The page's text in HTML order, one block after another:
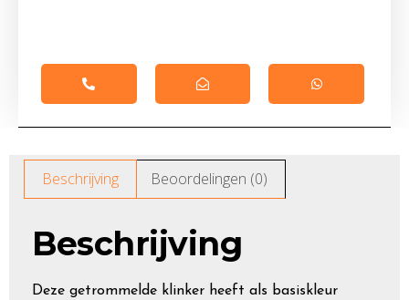
Beschrijving Beoordelingen (0)
Beschrijving
Deze getrommelde klinker heeft als basiskleur